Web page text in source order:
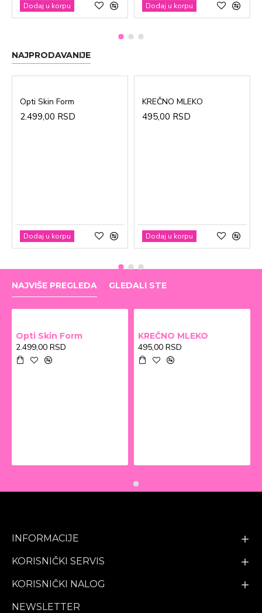
Dodaj u korpu Dodaj u korpu
NAJPRODAVANIJE
Opti Skin Form
2.499,00 RSD
Dodaj u korpu
KREČNO MLEKO
495,00 RSD
Dodaj u korpu
NAJVIŠE PREGLEDA GLEDALI STE
Opti Skin Form
2.499,00 RSD
KREČNO MLEKO
495,00 RSD
INFORMACIJE
KORISNIČKI SERVIS
KORISNIČKI NALOG
NEWSLETTER